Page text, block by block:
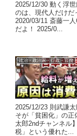
2025/12/30 動く浮
のは、現代人だけだ
2020/03/11 斎藤一
だよ！ 2025/0...
政治・政治家・行政・官僚
2025/12/23 則武謙
そが「貧困化」の
太郎2ndチャンネル
税」という優れた...